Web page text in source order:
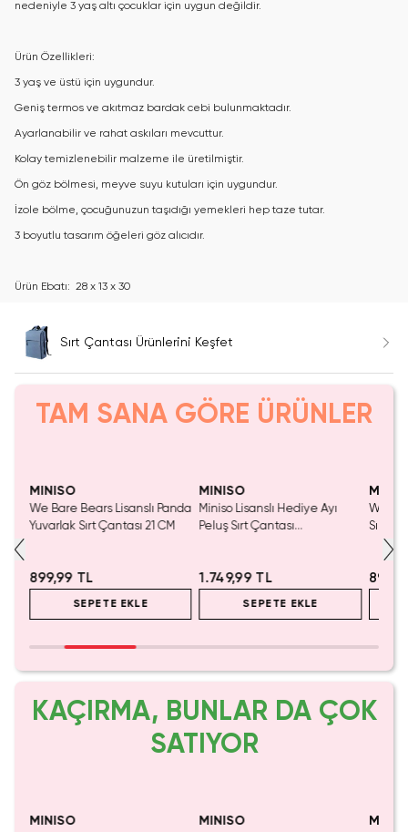
nedeniyle 3 yaş altı çocuklar için uygun değildir.
Ürün Özellikleri:
3 yaş ve üstü için uygundur.
Geniş termos ve akıtmaz bardak cebi bulunmaktadır.
Ayarlanabilir ve rahat askıları mevcuttur.
Kolay temizlenebilir malzeme ile üretilmiştir.
Ön göz bölmesi, meyve suyu kutuları için uygundur.
İzole bölme, çocuğunuzun taşıdığı yemekleri hep taze tutar.
3 boyutlu tasarım öğeleri göz alıcıdır.
Ürün Ebatı: 28 x 13 x 30
Sırt Çantası Ürünlerini Keşfet
TAM SANA GÖRE ÜRÜNLER
MINISO
We Bare Bears Lisanslı Panda
Yuvarlak Sırt Çantası 21 CM
899,99 TL
SEPETE EKLE
MINISO
Miniso Lisanslı Hediye Ayı
Peluş Sırt Çantası
1.749,99 TL
SEPETE EKLE
We
Sırt
ve
KAÇIRMA, BUNLAR DA ÇOK
SATIYOR
MINISO MINISO